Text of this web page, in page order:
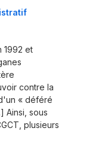
1992 et
contre la
« déféré
Ainsi, sous
plusieurs